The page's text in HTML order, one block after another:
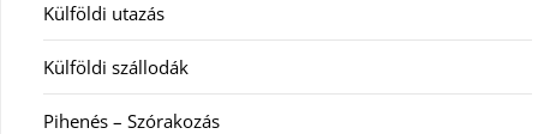
Külföldi utazás
Külföldi szállodák
Pihenés – Szórakozás